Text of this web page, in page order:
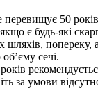
50
є будь-які
шляхів, попереку,
сечі.
за умови